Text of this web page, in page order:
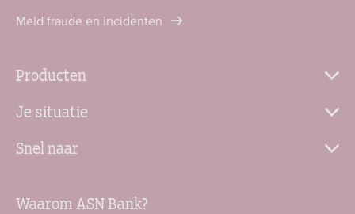
Meld fraude en incidenten
Producten
Je situatie
Snel naar
Waarom ASN Bank?